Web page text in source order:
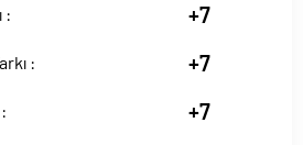
: +7
: +7
+7